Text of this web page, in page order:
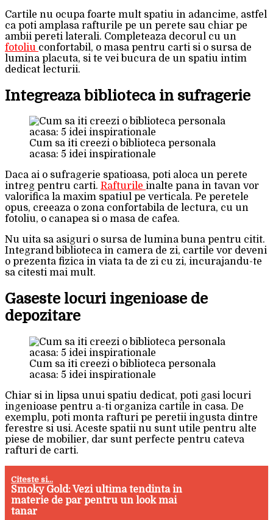
Cartile nu ocupa foarte mult spatiu in adancime, astfel
ca poti amplasa rafturile pe un perete sau chiar pe
ambii pereti laterali. Completeaza decorul cu un
fotoliu confortabil, o masa pentru carti si o sursa de
lumina placuta, si te vei bucura de un spatiu intim
dedicat lecturii.
Integreaza biblioteca in sufragerie
Cum sa iti creezi o biblioteca personala
acasa: 5 idei inspirationale
Daca ai o sufragerie spatioasa, poti aloca un perete
intreg pentru carti. Rafturile inalte pana in tavan vor
valorifica la maxim spatiul pe verticala. Pe peretele
opus, creeaza o zona confortabila de lectura, cu un
fotoliu, o canapea si o masa de cafea.
Nu uita sa asiguri o sursa de lumina buna pentru citit.
Integrand biblioteca in camera de zi, cartile vor deveni
o prezenta fizica in viata ta de zi cu zi, incurajandu-te
sa citesti mai mult.
Gaseste locuri ingenioase de
depozitare
Cum sa iti creezi o biblioteca personala
acasa: 5 idei inspirationale
Chiar si in lipsa unui spatiu dedicat, poti gasi locuri
ingenioase pentru a-ti organiza cartile in casa. De
exemplu, poti monta rafturi pe peretii ingusta dintre
ferestre si usi. Aceste spatii nu sunt utile pentru alte
piese de mobilier, dar sunt perfecte pentru cateva
rafturi de carti.
Citeste si...
Smoky Gold: Vezi ultima tendinta in
materie de par pentru un look mai
tanar